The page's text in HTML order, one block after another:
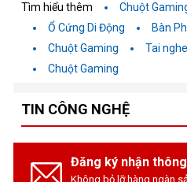
Tìm hiểu thêm Chuột
Ổ Cứng Di Động
Bàn
Chuột Gaming
Tai
Chuột Gaming
TIN CÔNG NGHỆ
Đăng ký nhận
Không bỏ lỡ hàng ngàn